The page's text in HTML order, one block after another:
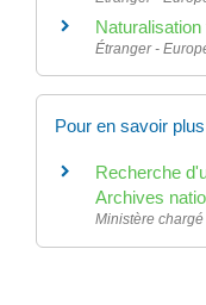
Étranger -
Pour en savoir plus
Recherche
Archives
Ministère